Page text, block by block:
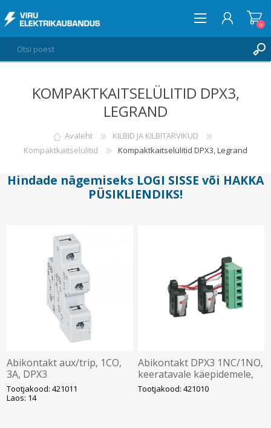
LOGI SISSE
0
KOMPAKTKAITSELÜLITID DPX3,
LEGRAND
Avaleht
KILBID JA KILBITARVIKUD
Kompaktkaitselülitid
Kompaktkaitselülitid DPX3, Legrand
Hindade nägemiseks LOGI SISSE või HAKKA
PÜSIKLIENDIKS!
Abikontakt aux/trip, 1CO,
3A, DPX3
160/250/630/1600'le,
Legrand
Tootjakood: 421011
Laos: 14
Abikontakt DPX3 1NC/1NO,
keeratavale käepidemele,
Legrand
Tootjakood: 421010